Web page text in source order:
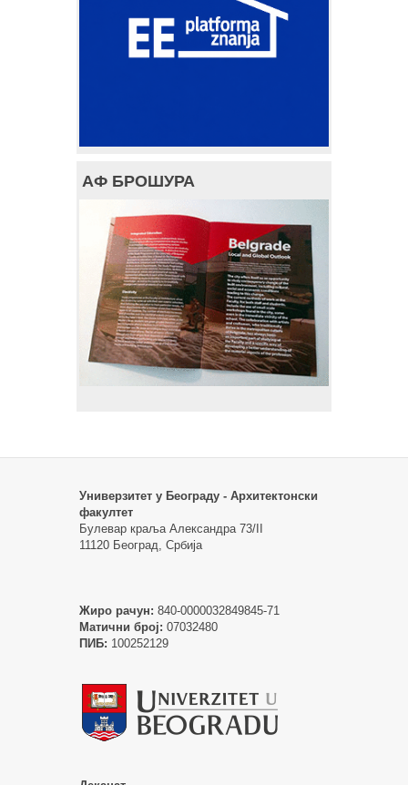
АФ БРОШУРА
Универзитет у Београду - Архитектонски
факултет
Булевар краља Александра 73/II
11120 Београд, Србија
Жиро рачун: 840-0000032849845-71
Матични број: 07032480
ПИБ: 100252129